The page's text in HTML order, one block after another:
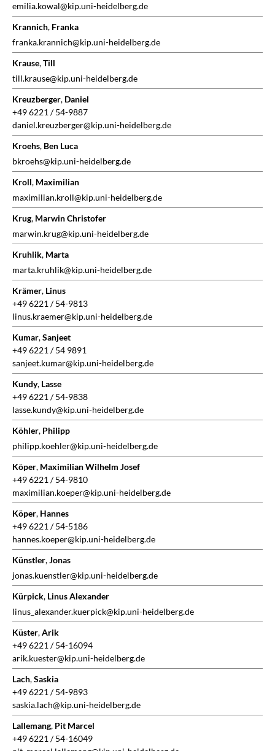
emilia.kowal@kip.uni-heidelberg.de
Krannich, Franka
franka.krannich@kip.uni-heidelberg.de
Krause,Till
till.krause@kip.uni-heidelberg.de
Kreuzberger, Daniel
+49 6221 / 54-9887
daniel.kreuzberger@kip.uni-heidelberg.de
Kroehs, Ben Luca
bkroehs@kip.uni-heidelberg.de
Kroll, Maximilian
maximilian.kroll@kip.uni-heidelberg.de
Krug, Marwin Christofer
marwin.krug@kip.uni-heidelberg.de
Kruhlik, Marta
marta.kruhlik@kip.uni-heidelberg.de
Krämer, Linus
+49 6221 / 54-9813
linus.kraemer@kip.uni-heidelberg.de
Kumar,Sanjeet
+49 6221 / 54 9891
sanjeet.kumar@kip.uni-heidelberg.de
Kundy, Lasse
+49 6221 / 54-9838
lasse.kundy@kip.uni-heidelberg.de
Köhler, Philipp
philipp.koehler@kip.uni-heidelberg.de
Köper, Maximilian Wilhelm Josef
+49 6221 / 54-9810
maximilian.koeper@kip.uni-heidelberg.de
Köper, Hannes
+49 6221 / 54-5186
hannes.koeper@kip.uni-heidelberg.de
Künstler,Jonas
jonas.kuenstler@kip.uni-heidelberg.de
Kürpick, Linus Alexander
linus_alexander.kuerpick@kip.uni-heidelberg.de
Küster,Arik
+49 6221 / 54-16094
arik.kuester@kip.uni-heidelberg.de
Lach,Saskia
+49 6221 / 54-9893
saskia.lach@kip.uni-heidelberg.de
Lallemang, Pit Marcel
+49 6221 / 54-16049